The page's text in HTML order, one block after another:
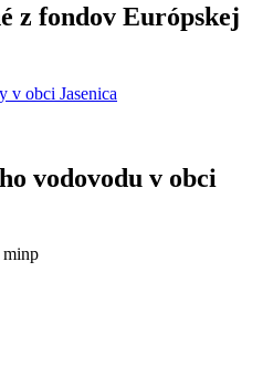
z fondov Európskej
v obci Jasenica
vodovodu v obci